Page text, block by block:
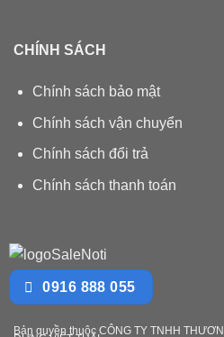
CHÍNH SÁCH
Chính sách bảo mật
Chính sách vận chuyển
Chính sách đổi trả
Chính sách thanh toán
0916 888 055
Bản quyền thuộc CÔNG TY TNHH